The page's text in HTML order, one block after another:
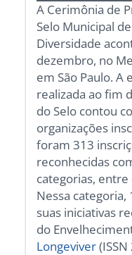
A Cerimônia de
Selo Municipal
Diversidade
dezembro, no
em São Paulo. A
realizada ao fim
do Selo contou
organizações
foram 313
reconhecidas
categorias, entre
Nessa
suas iniciativas
do
Longeviver